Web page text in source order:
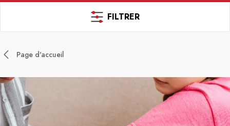
FILTRER
Page d'accueil